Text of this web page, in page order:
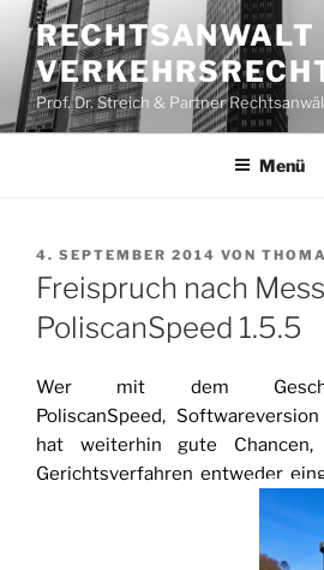
Zum
Inhalt
springen
RECHTSANWALT
Prof. Dr. Streich & Partner
Menü
VERÖFFENTLICHT
AM
4. SEPTEMBER 2014 VON
Freispruch nach
PoliscanSpeed 1.5.5
Wer mit dem
PoliscanSpeed,
hat weiterhin gute Chancen,
Gerichtsverfahren entweder